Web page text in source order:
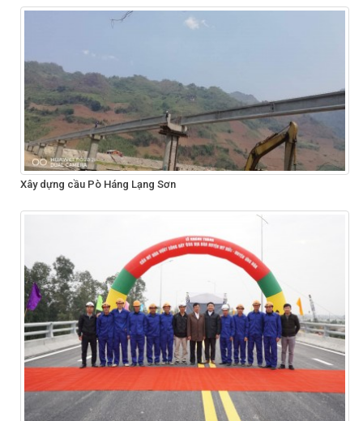
Xây dựng cầu Pò Háng Lạng Sơn